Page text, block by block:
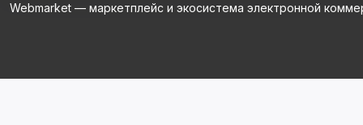
Webmarket — маркетплейс и экосистема электронной